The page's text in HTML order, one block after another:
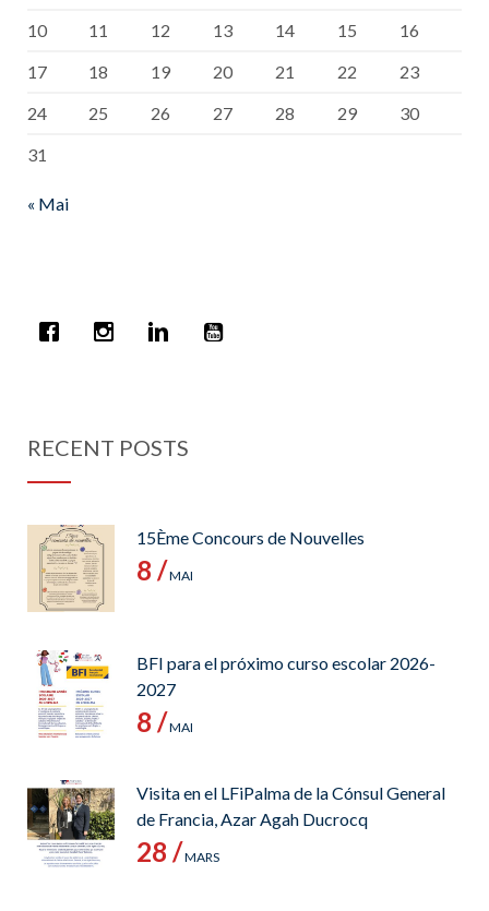
10
11 12 13 14 15
16
17
18 19 20 21 22
23
24
25 26 27 28 29
30
31
« Mai
RECENT POSTS
15Ème Concours de Nouvelles
8 /MAI
BFI para el próximo curso escolar 2026-
2027
8 /MAI
Visita en el LFiPalma de la Cónsul General
de Francia, Azar Agah Ducrocq
28 /MARS